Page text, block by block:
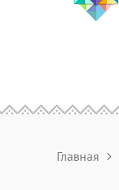
Главная